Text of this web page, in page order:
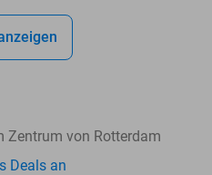
Zentrum von Rotterdam
Deals an